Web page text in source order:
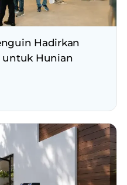
Hadirkan
untuk Hunian